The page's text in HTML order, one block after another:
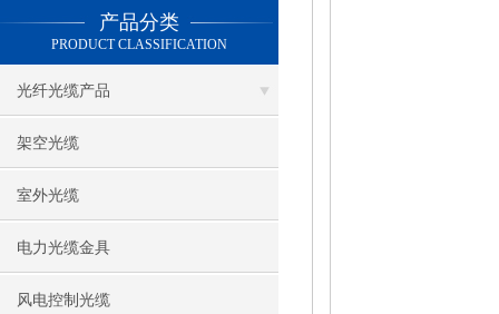
产品分类
PRODUCT CLASSIFICATION
光纤光缆产品
架空光缆
室外光缆
电力光缆金具
风电控制光缆